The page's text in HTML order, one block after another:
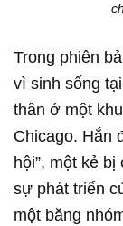
Trong phiên
vì sinh sống
thân ở một
Chicago. Hắn
hội”, một kẻ
sự phát triển
một băng